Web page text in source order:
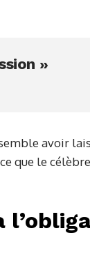
»
avoir
que le